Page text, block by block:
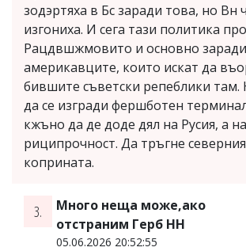
зодэртяха в Бс заради това, но Вн
изгониха. И сега тази политика
Рацдвшжмовито и основно заради
америкавците, които искат да
бившите съветски репеблики
да се изгради фершботен
кжъно да де доде дял на Русия, а
риципрочност. Да тръгне
коприната.
3.
Много неща може,ако
отстраним Герб НН
05.06.2026 20:52:55